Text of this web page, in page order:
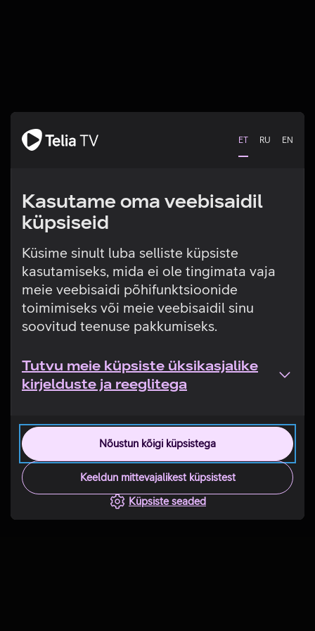
ET RU EN
Kasutame oma veebisaidil
küpsiseid
Küsime sinult luba selliste küpsiste
kasutamiseks, mida ei ole tingimata vaja
meie veebisaidi põhifunktsioonide
toimimiseks või meie veebisaidil sinu
soovitud teenuse pakkumiseks.
Tutvu meie küpsiste üksikasjalike
kirjelduste ja reeglitega
Nõustun kõigi küpsistega
Keeldun mittevajalikest küpsistest
Küpsiste seaded
Tehniline viga